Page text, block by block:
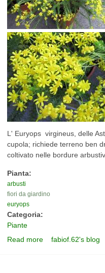
L' Euryops virgineus, delle
cupola; richiede terreno ben
coltivato nelle bordure
Pianta:
arbusti
fiori da giardino
euryops
Categoria:
Piante
Read more about euryops
fabiof.62's blog